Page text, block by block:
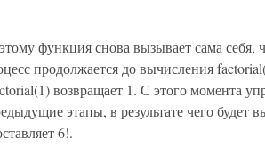
функция снова вызывает сама себя,
продолжается до вычисления
возвращает 1. С этого момента
этапы, в результате чего будет
6!.